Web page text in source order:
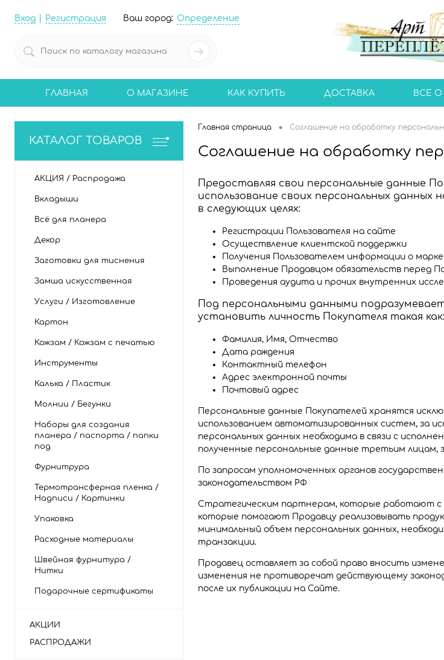
Вход Регистрация Ваш город: Определение
ГЛАВНАЯ О МАГАЗИНЕ КАК КУПИТЬ ДОСТАВКА ВСЕ О
КАТАЛОГ ТОВАРОВ
АКЦИЯ / Распродажа
Вкладыши
Всё для планера
Декор
Заготовки для тиснения
Замша искусственная
Услуги / Изготовление
Картон
Кожзам / Кожзам с печатью
Инструменты
Калька / Пластик
Молнии / Бегунки
Наборы для создания
планера / паспорта / папки
под
Фурнитрура
Термотрансферная пленка /
Надписи / Картинки
Упаковка
Расходные материалы
Швейная фурнитура /
Нитки
Подарочные сертификаты
АКЦИИ
РАСПРОДАЖИ
Главная страница • Соглашение на обработку
Соглашение на обработку
Предоставляя свои персональные данные
использование своих персональных данных
в следующих целях:
Регистрации Пользователя на сайте
Осуществление клиентской поддержки
Получения Пользователем информации о
Выполнение Продавцом обязательств перед
Проведения аудита и прочих внутренних
Под персональными данными
установить личность Покупателя такая как:
Фамилия, Имя, Отчество
Дата рождения
Контактный телефон
Адрес электронной почты
Почтовый адрес
Персональные данные Покупателей хранятся
использованием автоматизированных систем, за
персональных данных необходима в связи с
полученные персональные данные третьим лицам,
По запросам уполномоченных органов
законодательством РФ
Стратегическим партнерам, которые работают с
которые помогают Продавцу реализовывать
минимальный объем персональных данных,
транзакции.
Продавец оставляет за собой право вносить
изменения не противоречат действующему
после их публикации на Сайте.